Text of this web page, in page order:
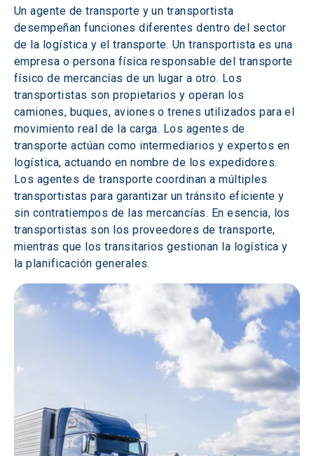
Un agente de transporte y un transportista
desempeñan funciones diferentes dentro del sector
de la logística y el transporte. Un transportista es una
empresa o persona física responsable del transporte
físico de mercancías de un lugar a otro. Los
transportistas son propietarios y operan los
camiones, buques, aviones o trenes utilizados para el
movimiento real de la carga. Los agentes de
transporte actúan como intermediarios y expertos en
logística, actuando en nombre de los expedidores.
Los agentes de transporte coordinan a múltiples
transportistas para garantizar un tránsito eficiente y
sin contratiempos de las mercancías. En esencia, los
transportistas son los proveedores de transporte,
mientras que los transitarios gestionan la logística y
la planificación generales.